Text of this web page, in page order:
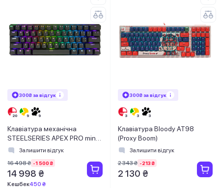
300₴ за відгук
Клавіатура механічна
STEELSERIES APEX PRO mini,
wireless (64842)
Залишити відгук
16 498 ₴ -1 500 ₴
14 998 ₴
Кешбек450 ₴
300₴ за відгук
Клавіатура Bloody AT98
(Proxy Boom)
Залишити відгук
2 343 ₴ -213 ₴
2 130 ₴